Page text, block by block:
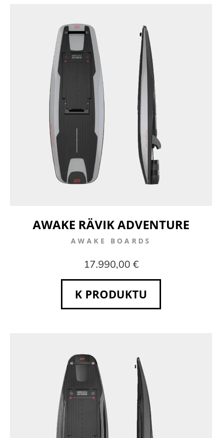
AWAKE RÄVIK ADVENTURE
AWAKE BOARDS
17.990,00 €
K PRODUKTU